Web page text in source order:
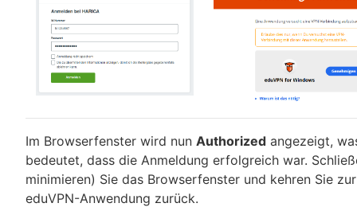
Im Browserfenster wird nun Authorized angezeigt,
bedeutet, dass die Anmeldung erfolgreich war.
minimieren) Sie das Browserfenster und kehren Sie zur
eduVPN-Anwendung zurück.